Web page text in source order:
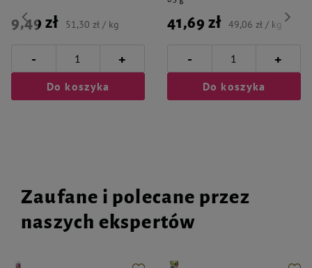
9,49 zł 51,30 zł / kg
- +
Do koszyka
41,69 zł 49,06 zł / kg
- +
Do koszyka
Zaufane i polecane przez
naszych ekspertów